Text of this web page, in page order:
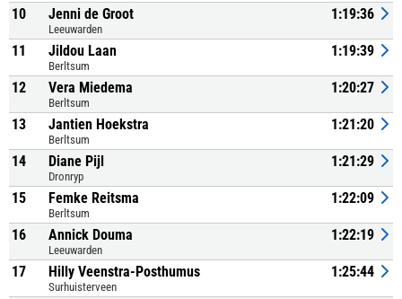
10 Jenni de Groot
Leeuwarden
1:19:36
11 Jildou Laan
Berltsum
1:19:39
12 Vera Miedema
Berltsum
1:20:27
13 Jantien Hoekstra
Berltsum
1:21:20
14 Diane Pijl
Dronryp
1:21:29
15 Femke Reitsma
Berltsum
1:22:09
16 Annick Douma
Leeuwarden
1:22:19
17 Hilly Veenstra-Posthumus
Surhuisterveen
1:25:44